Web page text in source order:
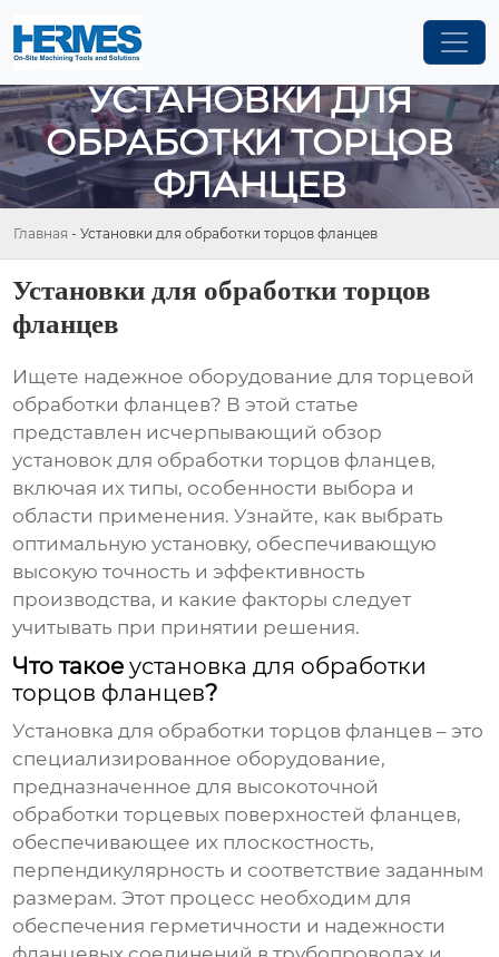
УСТАНОВКИ ДЛЯ
ОБРАБОТКИ ТОРЦОВ
ФЛАНЦЕВ
Главная - Установки для обработки торцов фланцев
Установки для обработки торцов
фланцев
Ищете надежное оборудование для торцевой
обработки фланцев? В этой статье
представлен исчерпывающий обзор
установок для обработки торцов фланцев,
включая их типы, особенности выбора и
области применения. Узнайте, как выбрать
оптимальную установку, обеспечивающую
высокую точность и эффективность
производства, и какие факторы следует
учитывать при принятии решения.
Что такоеустановка для обработки
торцов фланцев?
Установка для обработки торцов фланцев – это
специализированное оборудование,
предназначенное для высокоточной
обработки торцевых поверхностей фланцев,
обеспечивающее их плоскостность,
перпендикулярность и соответствие заданным
размерам. Этот процесс необходим для
обеспечения герметичности и надежности